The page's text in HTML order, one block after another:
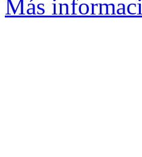
Más